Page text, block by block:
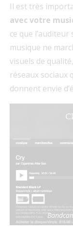
Il est très
avec votre
ce que
musique ne
visuels de
réseaux sociaux
donnent envie